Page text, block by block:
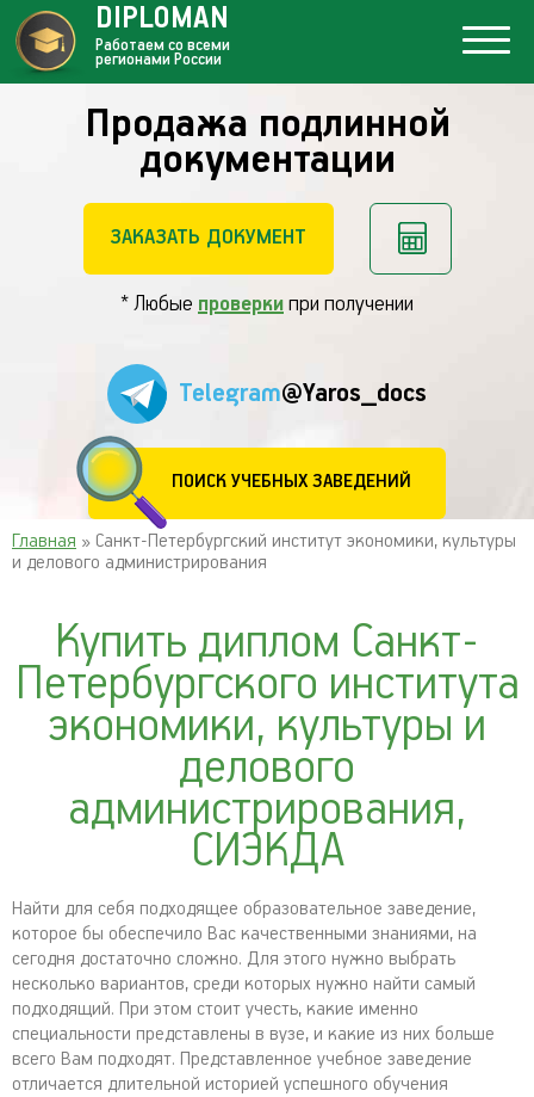
Продажа подлинной
документации
ЗАКАЗАТЬ ДОКУМЕНТ
* Любые проверки при получении
Telegram@Yaros_docs
ПОИСК УЧЕБНЫХ ЗАВЕДЕНИЙ
DIPLOMAN
Работаем со всеми
регионами России
Главная » Санкт-Петербургский институт экономики, культуры
и делового администрирования
Купить диплом Санкт-
Петербургского института
экономики, культуры и
делового
администрирования,
СИЭКДА
Найти для себя подходящее образовательное заведение,
которое бы обеспечило Вас качественными знаниями, на
сегодня достаточно сложно. Для этого нужно выбрать
несколько вариантов, среди которых нужно найти самый
подходящий. При этом стоит учесть, какие именно
специальности представлены в вузе, и какие из них больше
всего Вам подходят. Представленное учебное заведение
отличается длительной историей успешного обучения